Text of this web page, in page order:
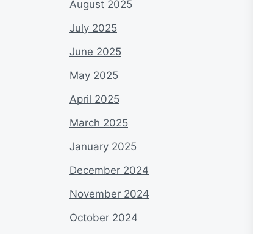
August 2025
July 2025
June 2025
May 2025
April 2025
March 2025
January 2025
December 2024
November 2024
October 2024